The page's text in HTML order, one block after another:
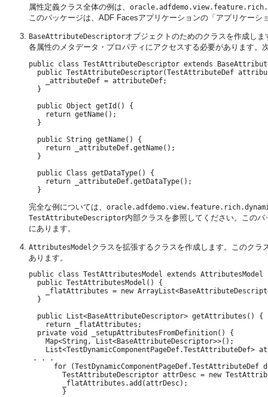
属性定義クラス全体の例は、
このパッケージは、ADF Facesアプリケーションの「アプリケーシ
BaseAttributeDescriptorオブジェクトのためのクラスを作成し
各属性のメタデータ・プロパティにアクセスする必要があります。
public class TestAttributeDescriptor extends
public TestAttributeDescriptor(TestAttributeDef
    _attributeDef = attributeDef;
  }
  public Object getId() {
    return getName();
  }
  public String getName() {
    return _attributeDef.getName();
  }
  public Class getDataType() {
    return _attributeDef.getDataType();
完全な例については、
TestAttributeDescriptor内部クラスを参照してください。この
にあります。
AttributesModel クラスを拡張するクラスを作成します。このクラ
あります。
public class TestAttributesModel extends AttributesModel
  public TestAttributesModel() {
_flatAttributes = new
  }
  public List<BaseAttributeDescriptor> getAttributes() {
    return _flatAttributes;
  private void _setupAttributesFromDefinition() {
    Map<String, List<BaseAttributeDescriptor>>();
List<TestDynamicComponentPageDef.TestAttributeDef>
. . .
for (TestDynamicComponentPageDef.TestAttributeDef
TestAttributeDescriptor attrDesc = new
        _flatAttributes.add(attrDesc);
        }